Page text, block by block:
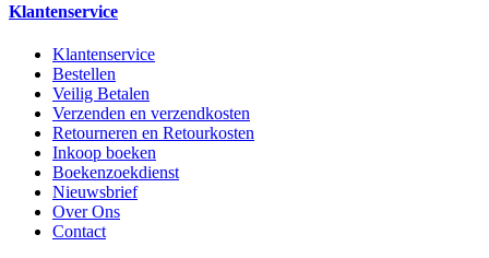
Klantenservice
Klantenservice
Bestellen
Veilig Betalen
Verzenden en verzendkosten
Retourneren en Retourkosten
Inkoop boeken
Boekenzoekdienst
Nieuwsbrief
Over Ons
Contact